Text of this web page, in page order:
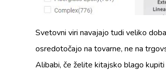
Svetovni viri navajajo tudi veliko
osredotočajo na tovarne, ne na
Alibabi, če želite kitajsko blago